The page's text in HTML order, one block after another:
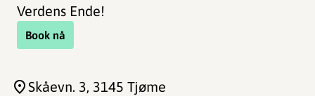
Verdens Ende!
Book nå
Skåevn. 3, 3145 Tjøme